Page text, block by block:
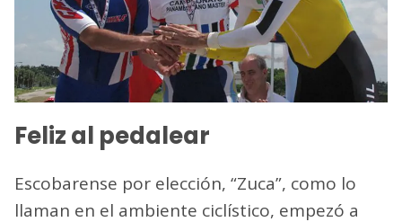
Feliz al pedalear
Escobarense por elección, “Zuca”, como lo
llaman en el ambiente ciclístico, empezó a